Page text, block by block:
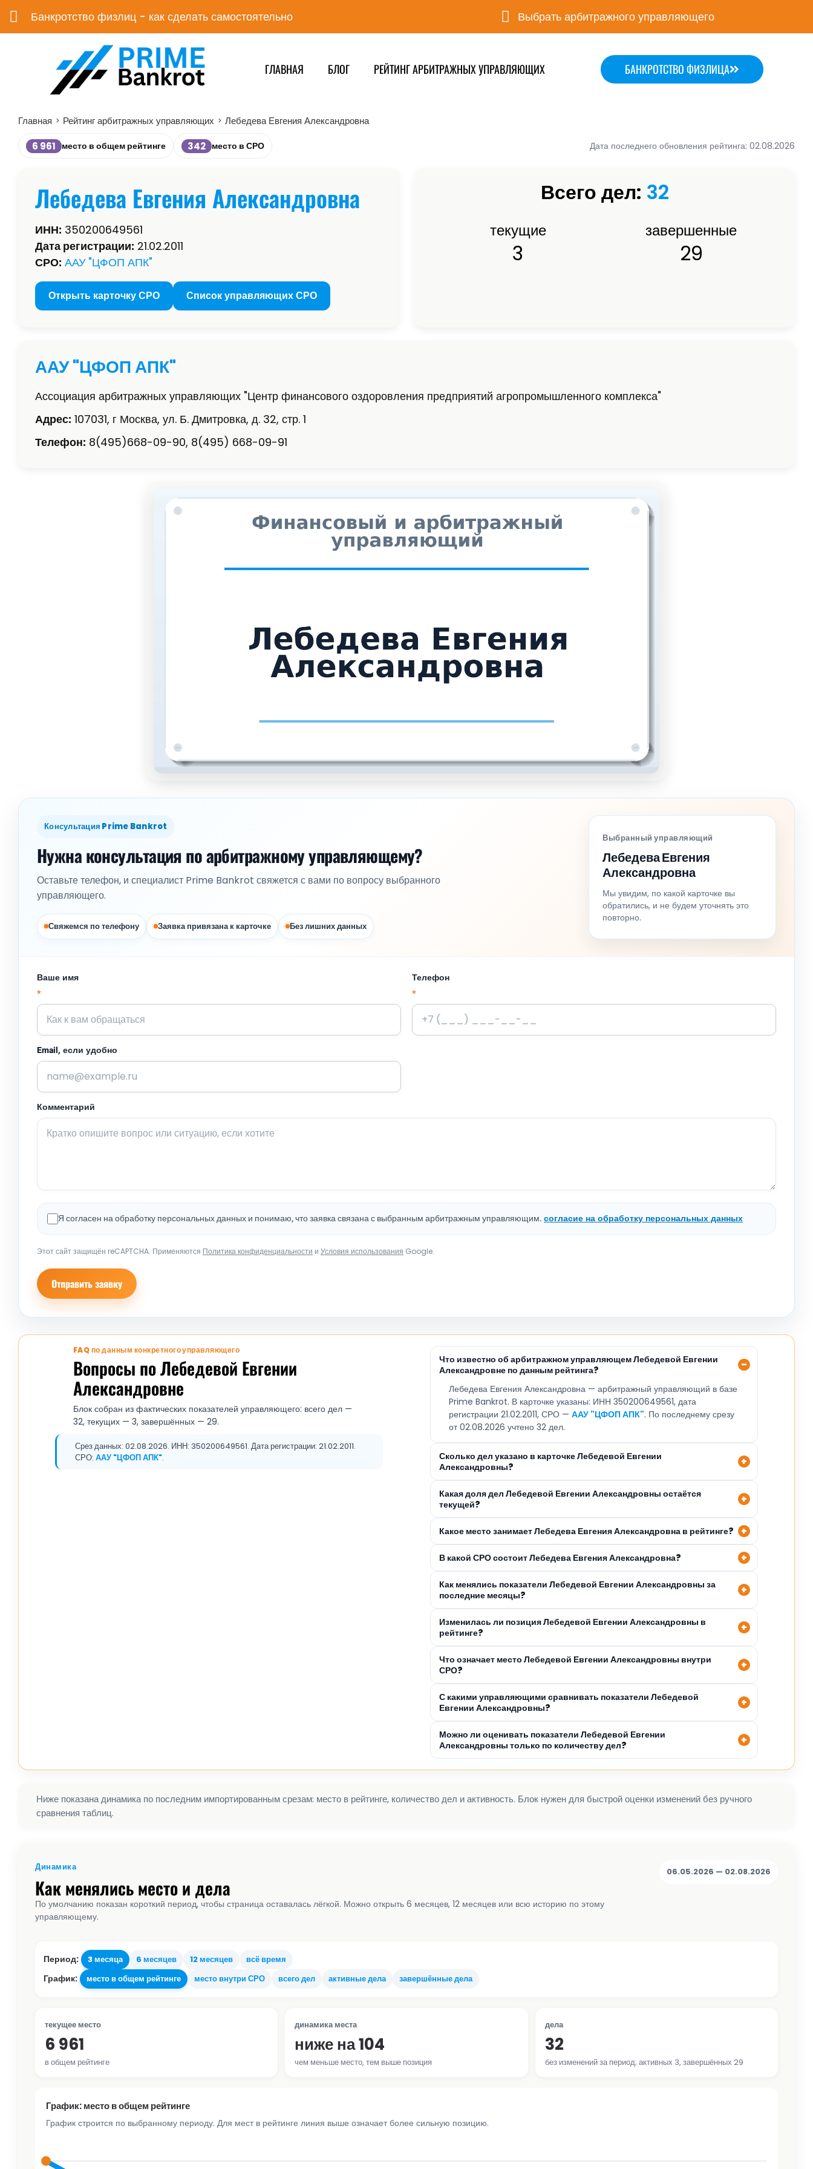
Банкротство физлиц - как сделать самостоятельно Выбрать арбитражного управляющего
ГЛАВНАЯ БЛОГ РЕЙТИНГ АРБИТРАЖНЫХ УПРАВЛЯЮЩИХ БАНКРОТСТВО ФИЗЛИЦА
Главная > Рейтинг арбитражных управляющих > Лебедева Евгения Александровна
6 961 место в общем рейтинге 342 место в СРО Дата последнего обновления рейтинга: 02.08.2026
Лебедева Евгения Александровна
ИНН: 350200649561
Дата регистрации: 21.02.2011
СРО: ААУ "ЦФОП АПК"
Открыть карточку СРО Список управляющих СРО
Всего дел: 32
текущие
3
завершенные
29
ААУ "ЦФОП АПК"
Ассоциация арбитражных управляющих "Центр финансового оздоровления предприятий агропромышленного комплекса"
Адрес: 107031, г Москва, ул. Б. Дмитровка, д. 32, стр. 1
Телефон: 8(495)668-09-90, 8(495) 668-09-91
Консультация Prime Bankrot
Нужна консультация по арбитражному управляющему?
Оставьте телефон, и специалист Prime Bankrot свяжется с вами по вопросу выбранного
управляющего.
Свяжемся по телефону Заявка привязана к карточке Без лишних данных
Выбранный управляющий
Лебедева Евгения
Александровна
Мы увидим, по какой карточке вы
обратились, и не будем уточнять это
повторно.
Ваше имя
*
Телефон
*
Email, если удобно
Комментарий
Я согласен на обработку персональных данных и понимаю, что заявка связана с выбранным арбитражным управляющим.согласие на обработку персональных данных
Этот сайт защищён reCAPTCHA. Применяются Политика конфиденциальности и Условия использования Google.
Отправить заявку
FAQ по данным конкретного управляющего
Вопросы по Лебедевой Евгении
Александровне
Блок собран из фактических показателей управляющего: всего дел —
32, текущих — 3, завершённых — 29.
Срез данных: 02.08.2026. ИНН: 350200649561. Дата регистрации: 21.02.2011.
СРО: ААУ "ЦФОП АПК".
Что известно об арбитражном управляющем Лебедевой Евгении
Александровне по данным рейтинга?
Лебедева Евгения Александровна — арбитражный управляющий в базе
Prime Bankrot. В карточке указаны: ИНН 350200649561, дата
регистрации 21.02.2011, СРО — ААУ "ЦФОП АПК". По последнему срезу
от 02.08.2026 учтено 32 дел.
Сколько дел указано в карточке Лебедевой Евгении
Александровны?
Какая доля дел Лебедевой Евгении Александровны остаётся
текущей?
Какое место занимает Лебедева Евгения Александровна в рейтинге?
В какой СРО состоит Лебедева Евгения Александровна?
Как менялись показатели Лебедевой Евгении Александровны за
последние месяцы?
Изменилась ли позиция Лебедевой Евгении Александровны в
рейтинге?
Что означает место Лебедевой Евгении Александровны внутри
СРО?
С какими управляющими сравнивать показатели Лебедевой
Евгении Александровны?
Можно ли оценивать показатели Лебедевой Евгении
Александровны только по количеству дел?
Ниже показана динамика по последним импортированным срезам: место в рейтинге, количество дел и активность. Блок нужен для быстрой оценки изменений без ручного
сравнения таблиц.
Динамика
Как менялись место и дела
По умолчанию показан короткий период, чтобы страница оставалась лёгкой. Можно открыть 6 месяцев, 12 месяцев или всю историю по этому
управляющему.
06.05.2026 — 02.08.2026
Период: 3 месяца 6 месяцев 12 месяцев всё время
График: место в общем рейтинге место внутри СРО всего дел активные дела завершённые дела
текущее место
6 961
в общем рейтинге
динамика места
ниже на 104
чем меньше место, тем выше позиция
дела
32
без изменений за период; активных 3, завершённых 29
График: место в общем рейтинге
График строится по выбранному периоду. Для мест в рейтинге линия выше означает более сильную позицию.